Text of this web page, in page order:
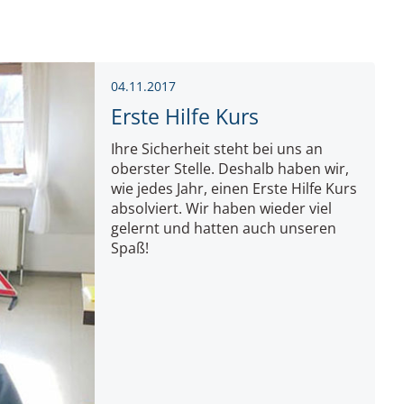
04.11.2017
Erste Hilfe Kurs
Ihre Sicherheit steht bei uns an
oberster Stelle. Deshalb haben wir,
wie jedes Jahr, einen Erste Hilfe Kurs
absolviert. Wir haben wieder viel
gelernt und hatten auch unseren
Spaß!